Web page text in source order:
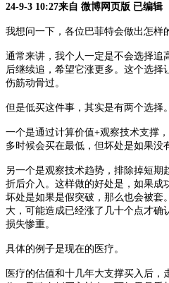
24-9-3 10:27来自 微博网页版 已编辑
我想问一下，各位巴菲特会做出怎样
通常来讲，我个人一定是不会选择追
后继续追，希望它涨更多。这个选择
伤筋动骨过。
但是低买这件事，其实是有两个选择。
一个是通过计算价值+观察技术支撑
多时候会买在最低，但坏处是如果没
另一个是观察技术趋势，排除掉短期
折后介入。这样做的好处是，如果成
坏处是如果是假突破，那么也会被套
大，可能造成已经涨了几十个点才确
损失惨重。
具体的例子是现在的医疗。
医疗的估值和十几年大支撑买入后，